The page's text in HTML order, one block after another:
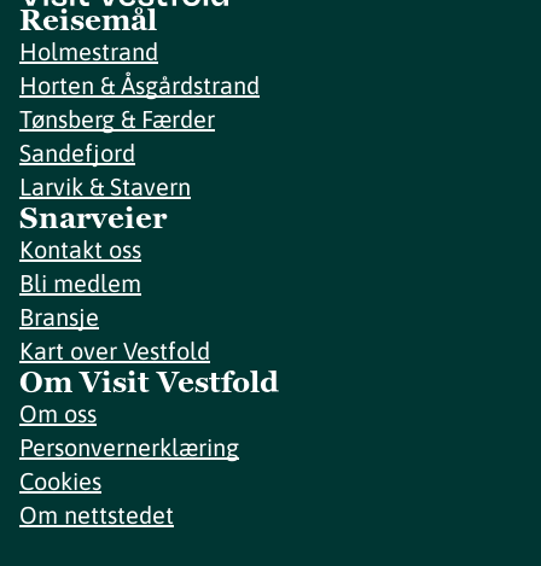
Reisemål
Holmestrand
Horten & Åsgårdstrand
Tønsberg & Færder
Sandefjord
Larvik & Stavern
Snarveier
Kontakt oss
Bli medlem
Bransje
Kart over Vestfold
Om Visit Vestfold
Om oss
Personvernerklæring
Cookies
Om nettstedet